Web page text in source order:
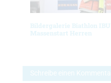
Bildergalerie Biathlon
Massenstart Herren
Schreibe einen